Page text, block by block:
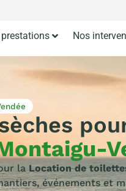
Nos
la Location de
événements et